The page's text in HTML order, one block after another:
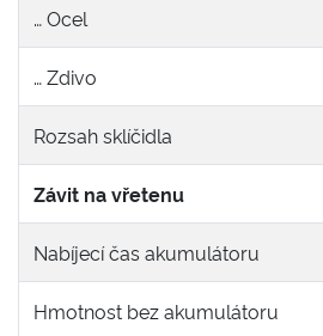
… Ocel
… Zdivo
Rozsah sklíčidla
Závit na vřetenu
Nabíjecí čas akumulátoru
Hmotnost bez akumulátoru